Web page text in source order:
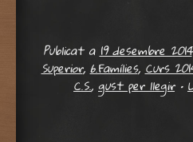
Publicat a19 desembre 2014
Superior,6.Famílies,Curs
C.S., gust per llegir •